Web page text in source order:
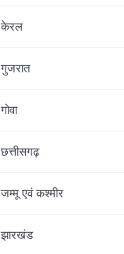
केरल
गुजरात
गोवा
छत्तीसगढ़
जम्‍मू एवं कश्‍मीर
झारखंड